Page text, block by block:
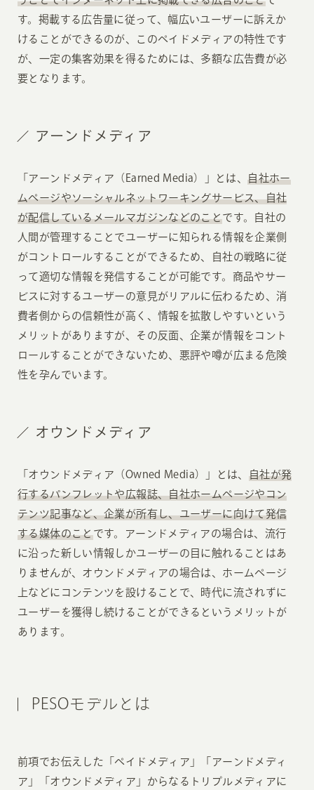
す。掲載する広告量に従って、幅広いユーザーに訴えか
けることができるのが、このペイドメディアの特性です
が、一定の集客効果を得るためには、多額な広告費が必
要となります。
アーンドメディア
「アーンドメディア（Earned Media）」とは、自社ホー
ムページやソーシャルネットワーキングサービス、自社
が配信しているメールマガジンなどのことです。自社の
人間が管理することでユーザーに知られる情報を企業側
がコントロールすることができるため、自社の戦略に従
って適切な情報を発信することが可能です。商品やサー
ビスに対するユーザーの意見がリアルに伝わるため、消
費者側からの信頼性が高く、情報を拡散しやすいという
メリットがありますが、その反面、企業が情報をコント
ロールすることができないため、悪評や噂が広まる危険
性を孕んでいます。
オウンドメディア
「オウンドメディア（Owned Media）」とは、 自社が発
行するパンフレットや広報誌、自社ホームページやコン
テンツ記事など、企業が所有し、ユーザーに向けて発信
する媒体のことです。アーンドメディアの場合は、流行
に沿った新しい情報しかユーザーの目に触れることはあ
りませんが、オウンドメディアの場合は、ホームページ
上などにコンテンツを設けることで、時代に流されずに
ユーザーを獲得し続けることができるというメリットが
あります。
PESOモデルとは
前項でお伝えした「ペイドメディア」「アーンドメディ
ア」「オウンドメディア」からなるトリプルメディアに